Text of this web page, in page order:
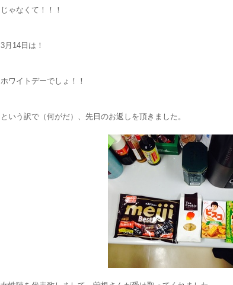
じゃなくて！！！
3月14日は！
ホワイトデーでしょ！！
という訳で（何がだ）、先日のお返しを頂きました。